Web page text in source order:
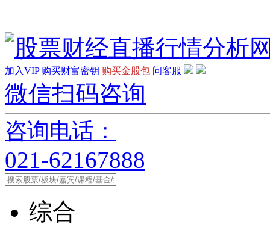
加入VIP 购买财富密钥 购买金股包 问客服
微信扫码咨询
咨询电话：
021-62167888
综合